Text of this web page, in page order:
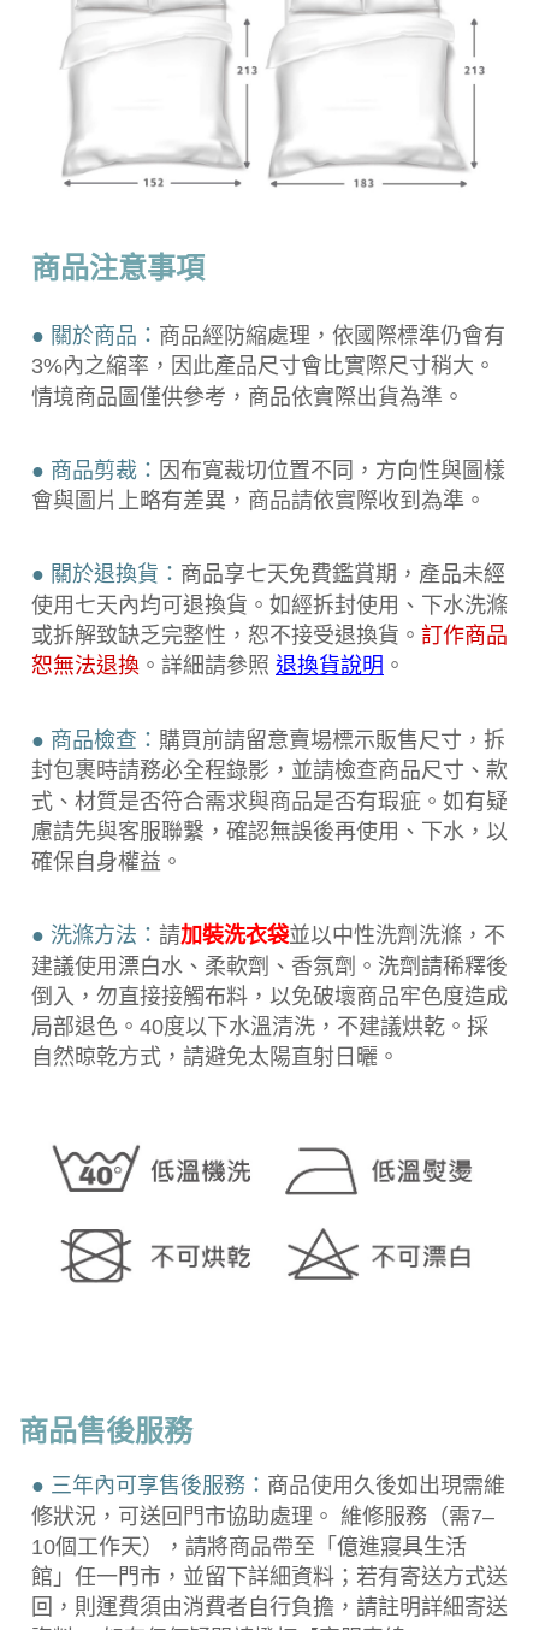
商品注意事項
● 關於商品： 商品經防縮處理，依國際標準仍會有
3%內之縮率，因此產品尺寸會比實際尺寸稍大。
情境商品圖僅供參考，商品依實際出貨為準。
● 商品剪裁： 因布寬裁切位置不同，方向性與圖樣
會與圖片上略有差異，商品請依實際收到為準。
● 關於退換貨： 商品享七天免費鑑賞期，產品未經
使用七天內均可退換貨。如經拆封使用、下水洗滌
或拆解致缺乏完整性，恕不接受退換貨。 訂作商品
恕無法退換 。詳細請參照 退換貨說明 。
● 商品檢查： 購買前請留意賣場標示販售尺寸，拆
封包裹時請務必全程錄影，並請檢查商品尺寸、款
式、材質是否符合需求與商品是否有瑕疵。如有疑
慮請先與客服聯繫，確認無誤後再使用、下水，以
確保自身權益。
● 洗滌方法： 請加裝洗衣袋並以中性洗劑洗滌，不
建議使用漂白水、柔軟劑、香氛劑。洗劑請稀釋後
倒入，勿直接接觸布料，以免破壞商品牢色度造成
局部退色。40度以下水溫清洗，不建議烘乾。採
自然晾乾方式，請避免太陽直射日曬。
商品售後服務
● 三年內可享售後服務： 商品使用久後如出現需維
修狀況，可送回門市協助處理。 維修服務（需7–
10個工作天），請將商品帶至「億進寢具生活
館」任一門市，並留下詳細資料；若有寄送方式送
回，則運費須由消費者自行負擔，請註明詳細寄送